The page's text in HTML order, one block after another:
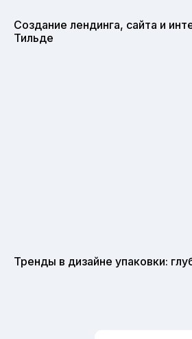
Создание лендинга, сайта и
Тильде
Тренды в дизайне упаковки: